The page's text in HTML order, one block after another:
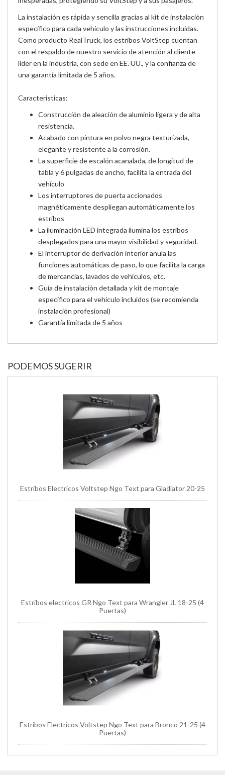
La instalación es rápida y sencilla gracias al kit de instalación
específico para cada vehículo y las instrucciones incluidas.
Como producto RealTruck, los estribos VoltStep cuentan
con el respaldo de nuestro servicio de atención al cliente
líder en la industria, con sede en EE. UU., y la confianza de
una garantía limitada de 5 años.
Caracteristicas:
Construcción de aleación de aluminio ligera y de alta
resistencia.
Acabado con pintura en polvo negra texturizada,
elegante y resistente a la corrosión.
La superficie de escalón acanalada, de longitud de
tabla y 6 pulgadas de ancho, facilita la entrada del
vehículo
Los interruptores de puerta accionados
magnéticamente despliegan automáticamente los
estribos
La iluminación LED integrada ilumina los estribos
desplegados para una mayor visibilidad y seguridad.
El interruptor de derivación interior anula las
funciones automáticas de paso, lo que facilita la carga
de mercancías, lavados de vehículos, etc.
Guía de instalación detallada y kit de montaje
específico para el vehículo incluidos (se recomienda
instalación profesional)
Garantía limitada de 5 años
PODEMOS SUGERIR
Estribos Electricos Voltstep Ngo Text para Gladiator 20-25
Estribos electricos GR Ngo Text para Wrangler JL 18-25 (4
Puertas)
Estribos Electricos Voltstep Ngo Text para Bronco 21-25 (4
Puertas)